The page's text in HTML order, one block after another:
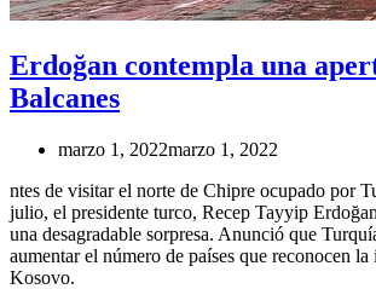
Erdoğan contempla una
Balcanes
marzo 1, 2022marzo 1, 2022
ntes de visitar el norte de Chipre ocupado por
julio, el presidente turco, Recep Tayyip
una desagradable sorpresa. Anunció que
aumentar el número de países que reconocen la
Kosovo.